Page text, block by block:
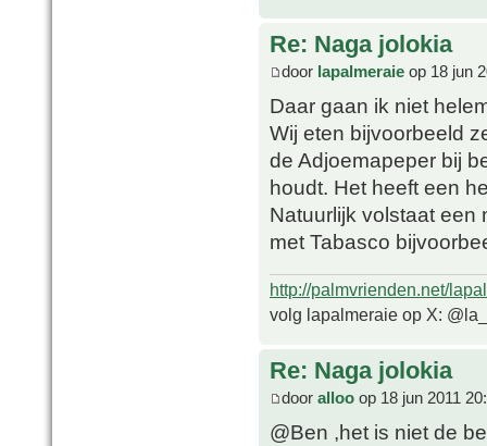
Re: Naga jolokia
door lapalmeraie op 18 jun
Daar gaan ik niet
Wij eten bijvoorbeeld
de Adjoemapeper bij
houdt. Het heeft een
Natuurlijk volstaat een
met Tabasco
http://palmvrienden.net/
volg lapalmeraie op X:
Re: Naga jolokia
door alloo op 18 jun 2011
@Ben ,het is niet de